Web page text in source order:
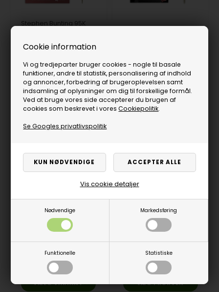
Cookie information
Vi og tredjeparter bruger cookies - nogle til basale
funktioner, andre til statistik, personalisering af indhold
og annoncer, forbedring af brugeroplevelsen samt
indsamling af oplysninger om dig til forskellige formål.
Ved at bruge vores side accepterer du brugen af
cookies som beskrevet i voresCookiepolitik.
Se Googles privatlivspolitik
Nødvendige Markedsføring
Funktionelle Statistiske
Vis cookie detaljer
Stephen Bunting 95K
dartpile fra Target
På lager
VÆLG VARIANT
869,00 DKK På lager
VÆLG VARIANT
K-shift no. 6 Black fra
DKK På lager
VÆLG VARIANT
Luke Littler World
Champion Edition
Dartboard and
Surround
1.399,00 DKK
På lager